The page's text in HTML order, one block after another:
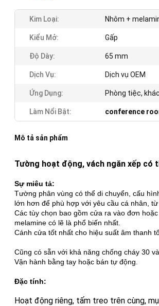
Kim Loại: Nhôm +
Kiểu Mở: Gấp
Độ Dày: 65 mm
Dịch Vụ: Dịch vụ OEM
Ứng Dụng: Phòng tiệc,
Làm Nổi Bật: conference
Mô tả sản phẩm
Tường hoạt động, vách ngăn xếp có
Sự miêu tả:
Tường phân vùng có thể di chuyển, cấu
lớn hơn để phù hợp với yêu cầu cá nhân,
Các tùy chọn bao gồm cửa ra vào đơn
melamine có lẽ là phổ biến nhất.
Cánh cửa tốt nhất cho hiệu suất âm thanh
Cũng có sẵn với khả năng chống cháy 30
Vận hành bằng tay hoặc bán tự động.
Đặc tính:
Hoạt động riêng, tấm treo trên cùng,